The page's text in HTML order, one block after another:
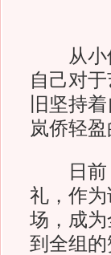
从小便
自己对
旧坚持
岚侨轻
日前《
礼，作
场，成为
到全组